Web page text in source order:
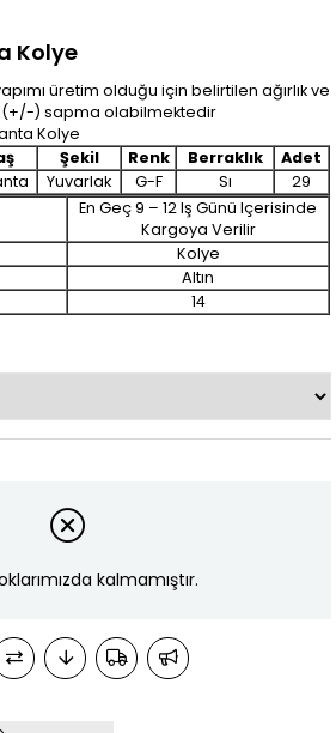
Kolye
üretim olduğu için belirtilen ağırlık ve
) sapma olabilmektedir
Kolye
Şekil Renk Berraklık
Adet
Yuvarlak G-F Sı
29
En Geç 9 – 12 Iş Günü Içerisinde
Kargoya Verilir
Kolye
Altın
14
kalmamıştır.